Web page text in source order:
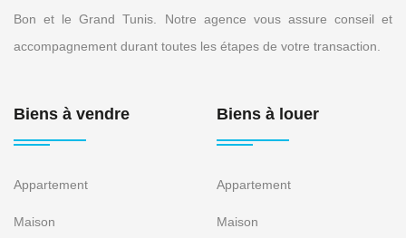
Bon et le Grand Tunis. Notre agence vous assure conseil et
accompagnement durant toutes les étapes de votre transaction.
Biens à vendre
Appartement
Maison
Biens à louer
Appartement
Maison